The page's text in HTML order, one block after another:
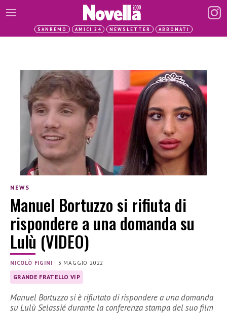
SANREMO AMICI 24 NEWSLETTER ABBONATI
NEWS
Manuel Bortuzzo si rifiuta di
rispondere a una domanda su
Lulù (VIDEO)
NICOLÒ FIGINI | 3 MAGGIO 2022
GRANDE FRATELLO VIP
Manuel Bortuzzo si è rifiutato di rispondere a una domanda
su Lulù Selassié durante la conferenza stampa del suo film